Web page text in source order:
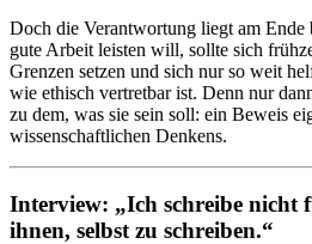
Doch die Verantwortung liegt am Ende
gute Arbeit leisten will, sollte sich
Grenzen setzen und sich nur so weit
wie ethisch vertretbar ist. Denn nur
zu dem, was sie sein soll: ein Beweis
wissenschaftlichen Denkens.
Interview: „Ich schreibe nicht
ihnen, selbst zu schreiben.“